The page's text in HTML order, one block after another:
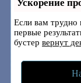
Ускорение
Если вам трудно
первые
бустер вернут